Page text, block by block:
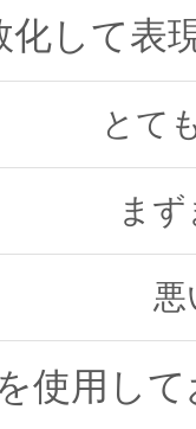
化して表
とて
ま
悪
使用し